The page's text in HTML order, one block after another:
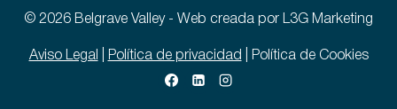
© 2026 Belgrave Valley - Web creada por L3G Marketing
Aviso Legal Política de privacidad | Política de Cookies